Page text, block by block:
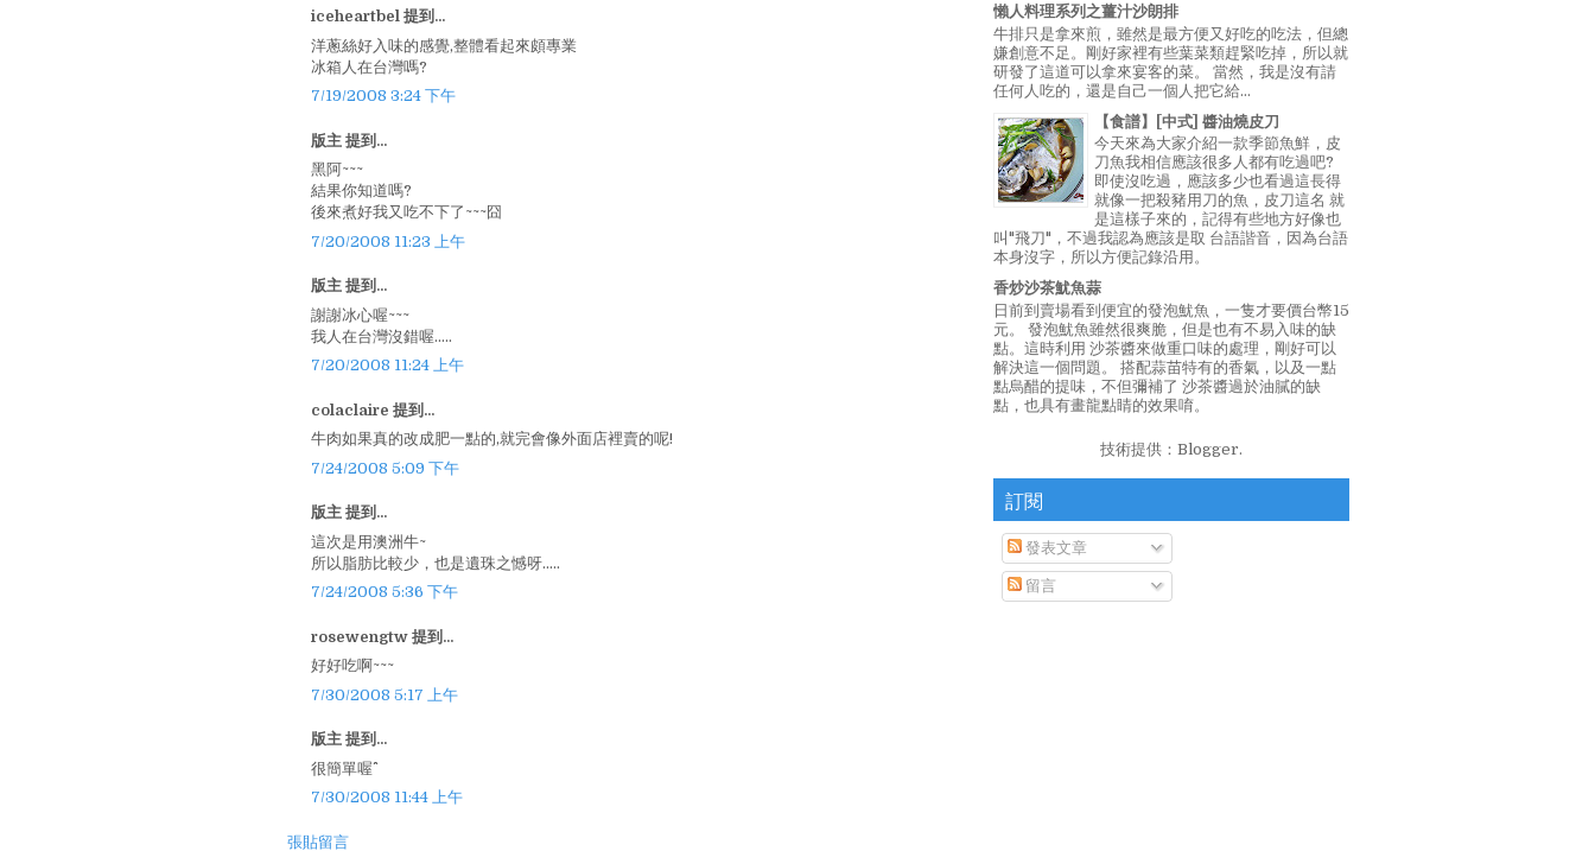
iceheartbel 提到...
洋蔥絲好入味的感覺,整體看起來頗專業
冰箱人在台灣嗎?
7/19/2008 3:24 下午
版主 提到...
黑阿~~~
結果你知道嗎?
後來煮好我又吃不下了~~~囧
7/20/2008 11:23 上午
版主 提到...
謝謝冰心喔~~~
我人在台灣沒錯喔.....
7/20/2008 11:24 上午
colaclaire 提到...
牛肉如果真的改成肥一點的,就完會像外面店裡賣的呢!
7/24/2008 5:09 下午
版主 提到...
這次是用澳洲牛~
所以脂肪比較少，也是遺珠之憾呀.....
7/24/2008 5:36 下午
rosewengtw 提到...
好好吃啊~~~
7/30/2008 5:17 上午
版主 提到...
很簡單喔^^
7/30/2008 11:44 上午
張貼留言
懶人料理系列之薑汁沙朗排
牛排只是拿來煎，雖然是最方便又好吃的吃法，但總
嫌創意不足。剛好家裡有些葉菜類趕緊吃掉，所以就
研發了這道可以拿來宴客的菜。 當然，我是沒有請
任何人吃的，還是自己一個人把它給...
【食譜】[中式] 醬油燒皮刀
今天來為大家介紹一款季節魚鮮，皮
刀魚我相信應該很多人都有吃過吧?
即使沒吃過，應該多少也看過這長得
就像一把殺豬用刀的魚，皮刀這名 就
是這樣子來的，記得有些地方好像也
叫"飛刀"，不過我認為應該是取 台語諧音，因為台語
本身沒字，所以方便記錄沿用。
香炒沙茶魷魚蒜
日前到賣場看到便宜的發泡魷魚，一隻才要價台幣15
元。 發泡魷魚雖然很爽脆，但是也有不易入味的缺
點。這時利用 沙茶醬來做重口味的處理，剛好可以
解決這一個問題。 搭配蒜苗特有的香氣，以及一點
點烏醋的提味，不但彌補了 沙茶醬過於油膩的缺
點，也具有畫龍點睛的效果唷。
技術提供： Blogger.
訂閱
發表文章
留言